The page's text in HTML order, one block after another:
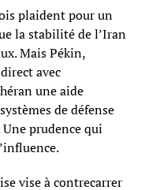
plaident pour un
la stabilité de l’Iran
Mais Pékin,
avec
une aide
de défense
prudence qui
vise à contrecarrer